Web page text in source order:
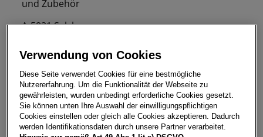
und Zubehör
A-5021 Salzburg
Postfach 164
holding@porsche.co.at
https://www.porsche-holding.com
Komplementäre:
Verwendung von Cookies
Diese Seite verwendet Cookies für eine bestmögliche
Nutzererfahrung. Um die Funktionalität der Webseite zu
gewährleisten, wurden unbedingt erforderliche Cookies gesetzt.
Sie können unten Ihre Auswahl der einwilligungspflichtigen
Cookies einstellen oder gleich alle Cookies akzeptieren. Dadurch
werden Identifikationsdaten durch unsere Partner verarbeitet.